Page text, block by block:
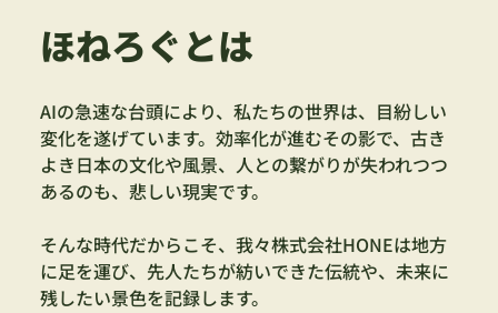
ほねろぐとは
AIの急速な台頭により、私たちの世界は、目紛しい
変化を遂げています。効率化が進むその影で、古き
よき日本の文化や風景、人との繋がりが失われつつ
あるのも、悲しい現実です。
そんな時代だからこそ、我々株式会社HONEは地方
に足を運び、先人たちが紡いできた伝統や、未来に
残したい景色を記録します。